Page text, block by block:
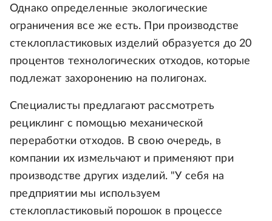
Однако определенные экологические
ограничения все же есть. При производстве
стеклопластиковых изделий образуется до 20
процентов технологических отходов, которые
подлежат захоронению на полигонах.
Специалисты предлагают рассмотреть
рециклинг с помощью механической
переработки отходов. В свою очередь, в
компании их измельчают и применяют при
производстве других изделий. "У себя на
предприятии мы используем
стеклопластиковый порошок в процессе